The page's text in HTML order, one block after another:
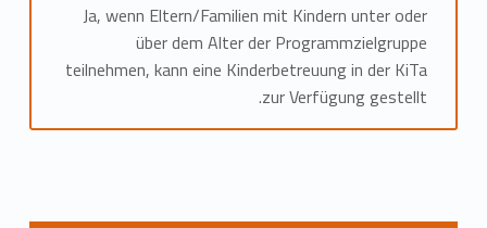
Ja, wenn Eltern/Familien mit Kindern unter oder
über dem Alter der Programmzielgruppe
teilnehmen, kann eine Kinderbetreuung in der KiTa
zur Verfügung gestellt.